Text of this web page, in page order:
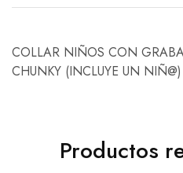
COLLAR NIÑOS CON
CHUNKY (INCLUYE UN
Productos